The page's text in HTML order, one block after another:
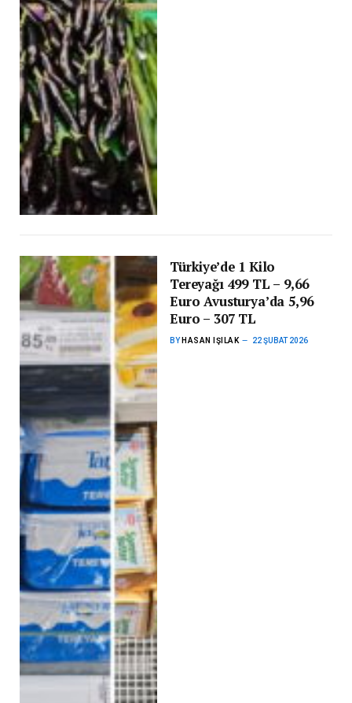
Türkiye’de 1 Kilo
Tereyağı 499 TL – 9,66
Euro Avusturya’da 5,96
Euro – 307 TL
BY HASAN IŞILAK 22 ŞUBAT 2026